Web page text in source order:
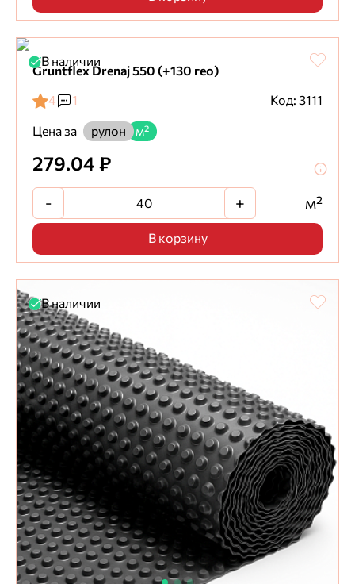
В наличии
Gruntflex Drenaj 550 (+130 гео)
4
1
Код: 3111
Цена за
рулон м²
279.04 ₽
- + м²
В корзину
В наличии